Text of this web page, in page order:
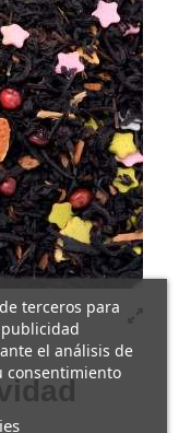
terceros para
el análisis de
consentimiento